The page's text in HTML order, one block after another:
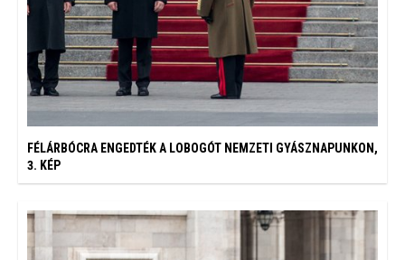
FÉLÁRBÓCRA ENGEDTÉK A LOBOGÓT NEMZETI GYÁSZNAPUNKON,
3. KÉP